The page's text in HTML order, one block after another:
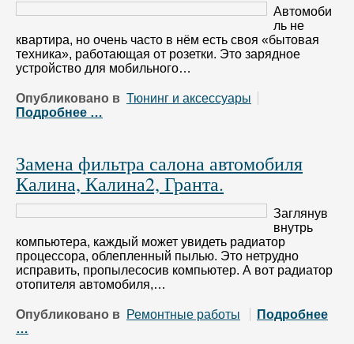
Автомоби
ль не
квартира, но очень часто в нём есть своя «бытовая
техника», работающая от розетки. Это зарядное
устройство для мобильного…
Опубликовано в Тюнинг и аксессуары
Подробнее …
Замена фильтра салона автомобиля
Калина, Калина2, Гранта.
Заглянув
внутрь
компьютера, каждый может увидеть радиатор
процессора, облепленный пылью. Это нетрудно
исправить, пропылесосив компьютер. А вот радиатор
отопителя автомобиля,…
Опубликовано в Ремонтные работы
Подробнее
…